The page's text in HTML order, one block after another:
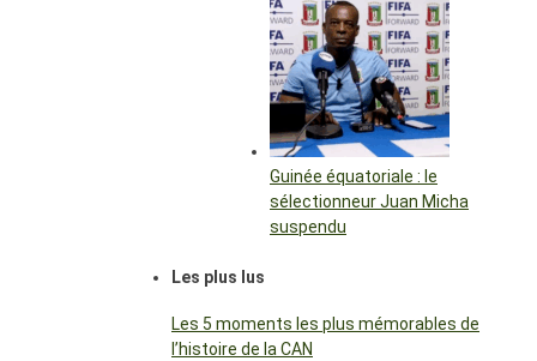
Guinée équatoriale : le
sélectionneur Juan Micha
suspendu
Les plus lus
Les 5 moments les plus mémorables de
l’histoire de la CAN